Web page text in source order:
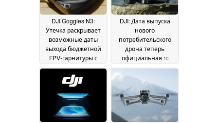
DJI Goggles N3:
Утечка раскрывает
возможные даты
выхода бюджетной
FPV-гарнитуры с
поддержкой дронов
Avata 2 и Neo с
первого дня продаж
19 October 2024
DJI: Дата выпуска
нового
потребительского
дрона теперь
официальная 10
October 2024